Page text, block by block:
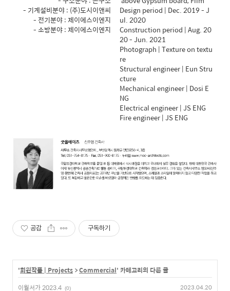
- 기계설비분야 : (주)도시이앤씨
- 전기분야 : 제이에스이엔지
- 소방분야 : 제이에스이엔지
Design period | Dec. 2019 - J
ul. 2020
Construction period | Aug. 20
20 - Jun. 2021
Photograph | Texture on textu
re
Structural engineer | Eun Stru
cture
Mechanical engineer | Dosi E
NG
Electrical engineer | JS ENG
Fire engineer | JS ENG
공감 구독하기
'회원작품 | Projects >Commercial' 카테고리의 다른 글
이월서가 2023.4 (0) 2023.04.20